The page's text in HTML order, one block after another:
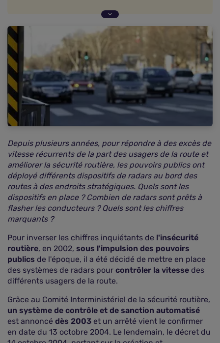
Le radar de vitesse embarqué
Le radar discriminant
Le radar de vitesse moyenne
Le radar de feu rouge
Le radar de passage à niveau
Le radar de chantier
Le radar pédagogique
Le radar mobile nouvelle génération
Le radar de stop
Les radars en chiffres
Depuis plusieurs années, pour répondre à des excès de
vitesse récurrents de la part des usagers de la route et
améliorer la sécurité routière, les pouvoirs publics ont
déployé différents dispositifs de radars au bord des
routes à des endroits stratégiques. Quels sont les
dispositifs en place ? Combien de radars sont prêts à
flasher les conducteurs ? Quels sont les chiffres
marquants ?
Pour inverser les chiffres inquiétants de l'insécurité
routière, en 2002, sous l'impulsion des pouvoirs
publics de l'époque, il a été décidé de mettre en place
des systèmes de radars pour contrôler la vitesse des
différents usagers de la route.
Grâce au Comité Interministériel de la sécurité routière,
un système de contrôle et de sanction automatisé
est annoncé dès 2003 et un arrêté vient le confirmer
en date du 13 octobre 2004. Le lendemain, le décret du